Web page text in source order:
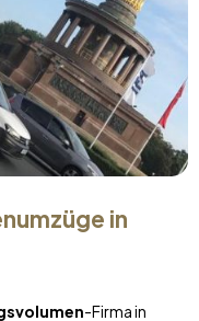
in
-Firma in